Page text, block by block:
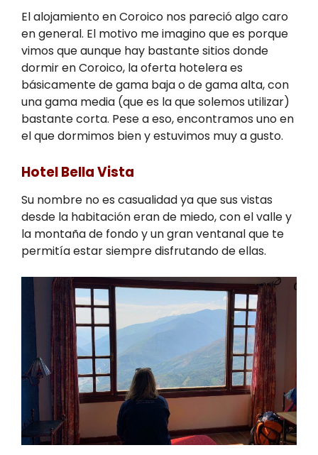
El alojamiento en Coroico nos pareció algo caro
en general. El motivo me imagino que es porque
vimos que aunque hay bastante sitios donde
dormir en Coroico, la oferta hotelera es
básicamente de gama baja o de gama alta, con
una gama media (que es la que solemos utilizar)
bastante corta. Pese a eso, encontramos uno en
el que dormimos bien y estuvimos muy a gusto.
Hotel Bella Vista
Su nombre no es casualidad ya que sus vistas
desde la habitación eran de miedo, con el valle y
la montaña de fondo y un gran ventanal que te
permitía estar siempre disfrutando de ellas.